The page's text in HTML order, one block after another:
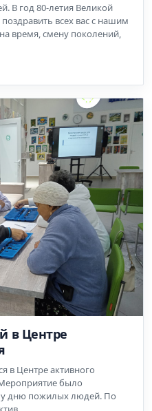
В год 80-летия Великой
всех вас с нашим
время, смену поколений,
в Центре
в Центре активного
было
дню пожилых людей. По